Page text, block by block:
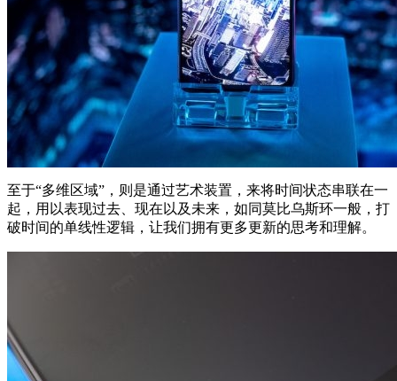
至于“多维区域”，则是通过艺术装置，来将时间状态串联在一
起，用以表现过去、现在以及未来，如同莫比乌斯环一般，打
破时间的单线性逻辑，让我们拥有更多更新的思考和理解。